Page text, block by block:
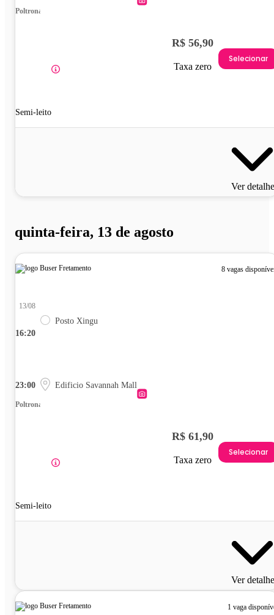
Poltrona
Semi-leito
R$ 56,90
Taxa zero
Selecionar
Ver
quinta-feira, 13 de agosto
8 vagas
16:20
13/08
Posto Xingu
23:00 Edificio Savannah Mall
Poltrona
Semi-leito
R$ 61,90
Taxa zero
Selecionar
Ver
1 vaga